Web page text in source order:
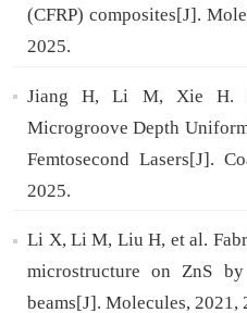
(CFRP) composites[J].
2025.
Jiang H, Li M, Xie H.
Microgroove Depth
Femtosecond Lasers[J].
2025.
Li X, Li M, Liu H, et al.
microstructure on ZnS
beams[J]. Molecules, 2021,